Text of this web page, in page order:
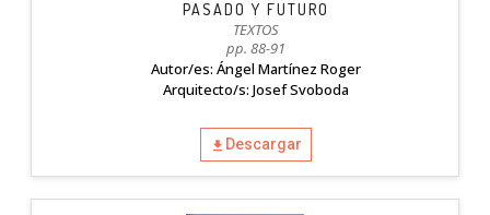
PASADO Y FUTURO
TEXTOS
pp. 88-91
Autor/es: Ángel Martínez Roger
Arquitecto/s: Josef Svoboda
Descargar